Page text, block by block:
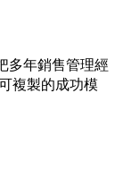
多年銷售管理經
複製的成功模